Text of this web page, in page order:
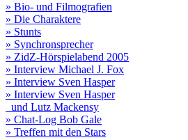
» Bio- und Filmografien
» Die Charaktere
» Stunts
» Synchronsprecher
» ZidZ-Hörspielabend 2005
» Interview Michael J. Fox
» Interview Sven Hasper
» Interview Sven Hasper
und Lutz Mackensy
» Chat-Log Bob Gale
» Treffen mit den Stars